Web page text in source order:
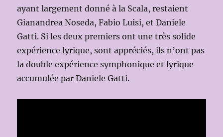
ayant largement donné à la Scala, restaient
Gianandrea Noseda, Fabio Luisi, et Daniele
Gatti. Si les deux premiers ont une très solide
expérience lyrique, sont appréciés, ils n’ont pas
la double expérience symphonique et lyrique
accumulée par Daniele Gatti.